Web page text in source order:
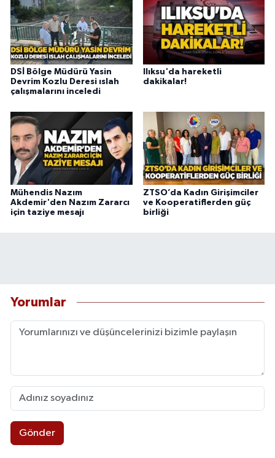
DSİ Bölge Müdürü Yasin
Devrim Kozlu Deresi ıslah
çalışmalarını inceledi
Ilıksu'da hareketli
dakikalar!
Mühendis Nazım
Akdemir'den Nazım Zararcı
için taziye mesajı
ZTSO’da Kadın Girişimciler
ve Kooperatiflerden güç
birliği
Yorumlar
Gönder